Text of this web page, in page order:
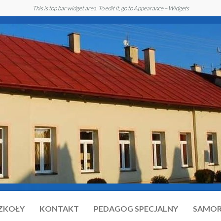
This is top bar widget area. To edit it, go to Appearance – Widgets
KONTAKT PEDAGOG SPECJALNY